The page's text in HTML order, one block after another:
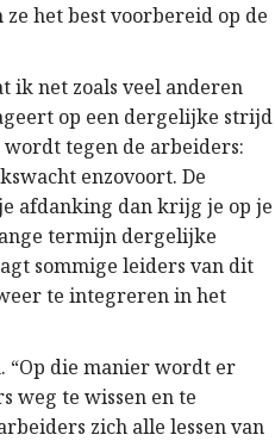
het best voorbereid op de
ik net zoals veel anderen
op een dergelijke strijd
tegen de arbeiders:
enzovoort. De
afdanking dan krijg je op je
termijn dergelijke
sommige leiders van dit
te integreren in het
“Op die manier wordt er
weg te wissen en te
zich alle lessen van